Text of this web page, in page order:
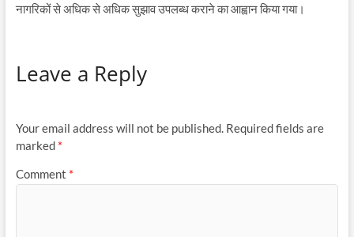
नागरिकों से अधिक से अधिक सुझाव उपलब्ध कराने का आह्वान किया गया।
Leave a Reply
Your email address will not be published. Required fields are
marked *
Comment *